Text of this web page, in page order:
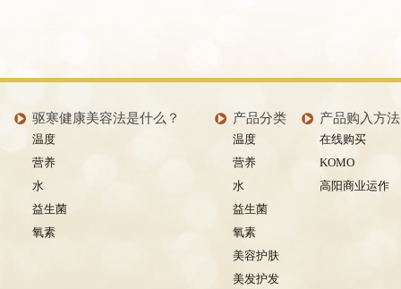
驱寒健康美容法是什么？
温度
营养
水
益生菌
氧素
产品分类
温度
营养
水
益生菌
氧素
美容护肤
美发护发
产品购入方法
在线购买
KOMO
高阳商业运作